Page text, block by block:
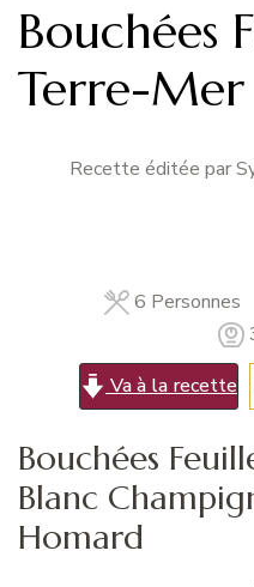
Bouchées
Terre-Mer
Recette éditée par
6 Personnes
Va à la recette
Bouchées
Blanc
Homard